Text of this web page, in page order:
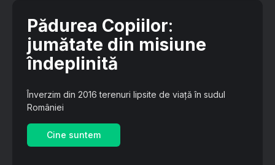
Pădurea Copiilor:
jumătate din misiune
îndeplinită
Înverzim din 2016 terenuri lipsite de viață în sudul
României
Cine suntem